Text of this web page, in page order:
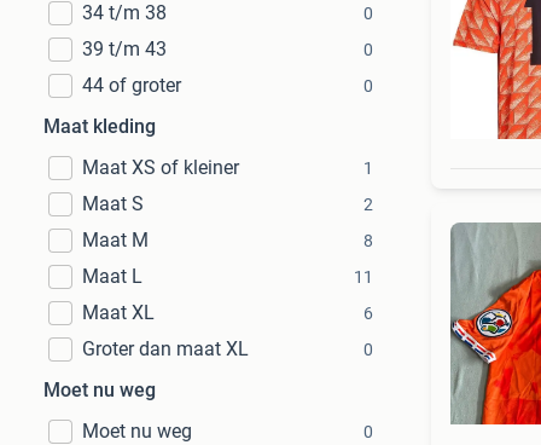
34 t/m 38 0
39 t/m 43 0
44 of groter 0
Maat kleding
Maat XS of kleiner
1
Maat S 2
Maat M 8
Maat L 11
Maat XL 6
Groter dan maat XL 0
Moet nu weg
Moet nu weg
0